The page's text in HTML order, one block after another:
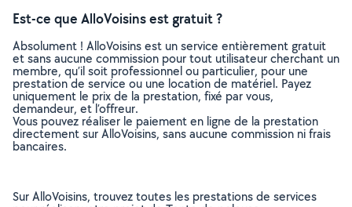
Est-ce que AlloVoisins est gratuit ?
Absolument ! AlloVoisins est un service entièrement gratuit
et sans aucune commission pour tout utilisateur cherchant un
membre, qu’il soit professionnel ou particulier, pour une
prestation de service ou une location de matériel. Payez
uniquement le prix de la prestation, fixé par vous,
demandeur, et l’offreur.
Vous pouvez réaliser le paiement en ligne de la prestation
directement sur AlloVoisins, sans aucune commission ni frais
bancaires.
Sur AlloVoisins, trouvez toutes les prestations de services